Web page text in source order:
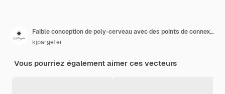
Faible conception de poly-cerveau avec des points de connexion
kjpargeter
Vous pourriez également aimer ces vecteurs